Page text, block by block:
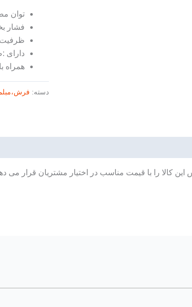
توان
فشار بخار
ظرفیت
دارای
همراه
دسته:
کالا را با قیمت مناسب در اختیار مشتریان قرار می